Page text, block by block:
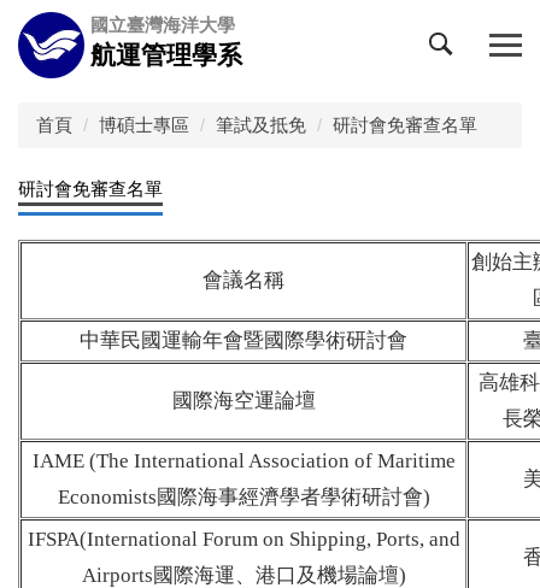
跳
到
主
區
國立臺灣海洋大學
航運管理學系
首頁 博碩士專區 筆試及抵免 研討會免審查名單
研討會免審查名單
會議名稱
創始主
中華民國運輸年會暨國際學術研討會
國際海空運論壇
高雄
長
IAME (The International Association of Maritime
Economists國際海事經濟學者學術研討會)
IFSPA(International Forum on Shipping, Ports, and
Airports國際海運、港口及機場論壇)